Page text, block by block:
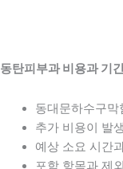
동탄피부과 비용과 기
동대문하수구막
추가 비용이 발
예상 소요 시간
포함 항목과 제